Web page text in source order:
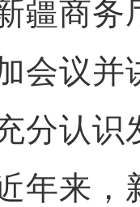
商务厅
会议并
分认识
年来